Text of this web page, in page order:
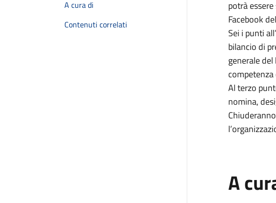
A cura di
Contenuti correlati
potrà
Facebook
Sei i punti
bilancio di
generale
Al terzo
nomina,
A